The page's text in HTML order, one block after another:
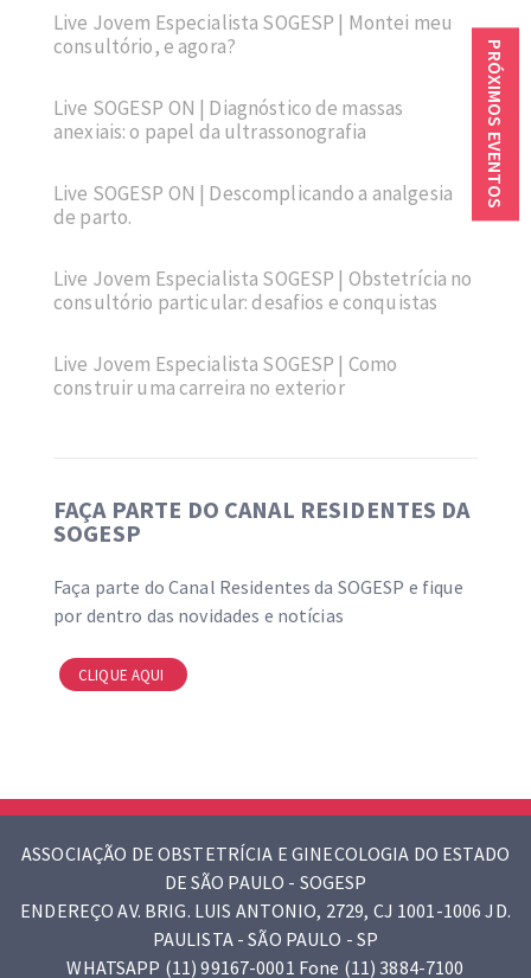
Live Jovem Especialista SOGESP | Montei meu
consultório, e agora?
Live SOGESP ON | Diagnóstico de massas
anexiais: o papel da ultrassonografia
Live SOGESP ON | Descomplicando a analgesia
de parto.
Live Jovem Especialista SOGESP | Obstetrícia no
consultório particular: desafios e conquistas
Live Jovem Especialista SOGESP | Como
construir uma carreira no exterior
FAÇA PARTE DO CANAL RESIDENTES DA
SOGESP
Faça parte do Canal Residentes da SOGESP e fique
por dentro das novidades e notícias
CLIQUE AQUI
ASSOCIAÇÃO DE OBSTETRÍCIA E GINECOLOGIA DO ESTADO
DE SÃO PAULO - SOGESP
ENDEREÇO AV. BRIG. LUIS ANTONIO, 2729, CJ 1001-1006 JD.
PAULISTA - SÃO PAULO - SP
WHATSAPP (11) 99167-0001 Fone (11) 3884-7100
PRÓXIMOS EVENTOS